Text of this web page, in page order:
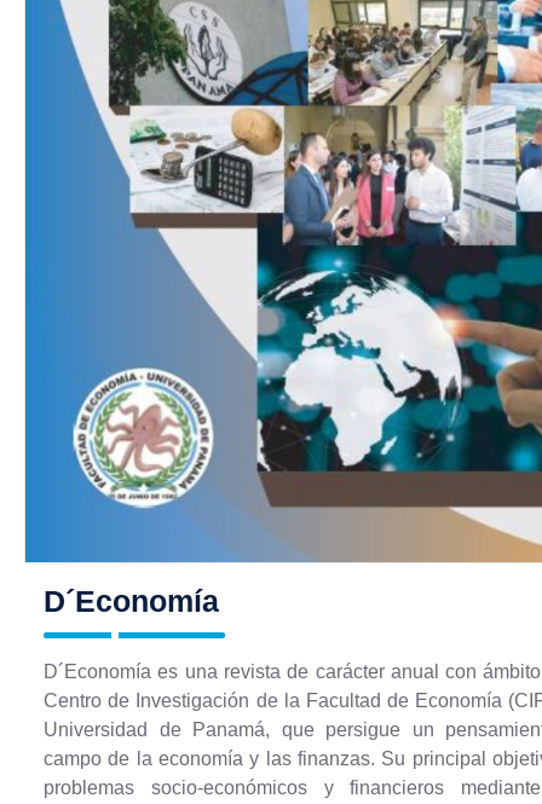
D´Economía
D´Economía es una revista de carácter anual con
Centro de Investigación de la Facultad de Economía
Universidad de Panamá, que persigue un
campo de la economía y las finanzas. Su principal
problemas socio-económicos y financieros